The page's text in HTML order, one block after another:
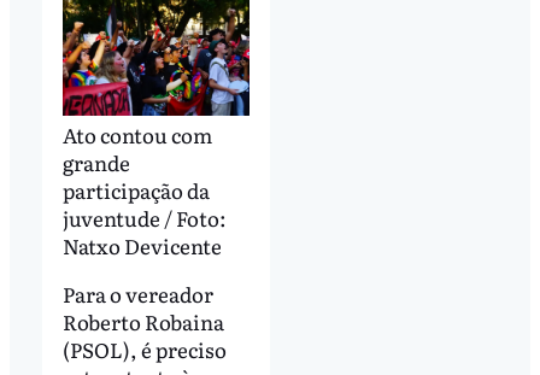
Ato contou com
grande
participação da
juventude / Foto:
Natxo Devicente
Para o vereador
Roberto Robaina
(PSOL), é preciso